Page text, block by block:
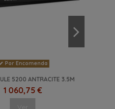
Por Encomenda
5200 ANTRACITE 3.5M
1 060,75 €
Ver